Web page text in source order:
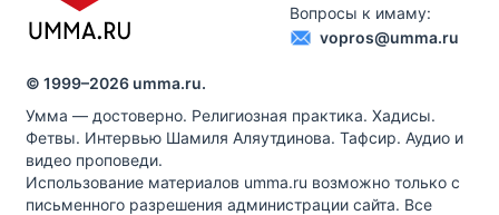
Вопросы к имаму:
vopros@umma.ru
© 1999–2026 umma.ru.
Умма — достоверно. Религиозная практика. Хадисы.
Фетвы. Интервью Шамиля Аляутдинова. Тафсир. Аудио и
видео проповеди.
Использование материалов umma.ru возможно только с
письменного разрешения администрации сайта. Все